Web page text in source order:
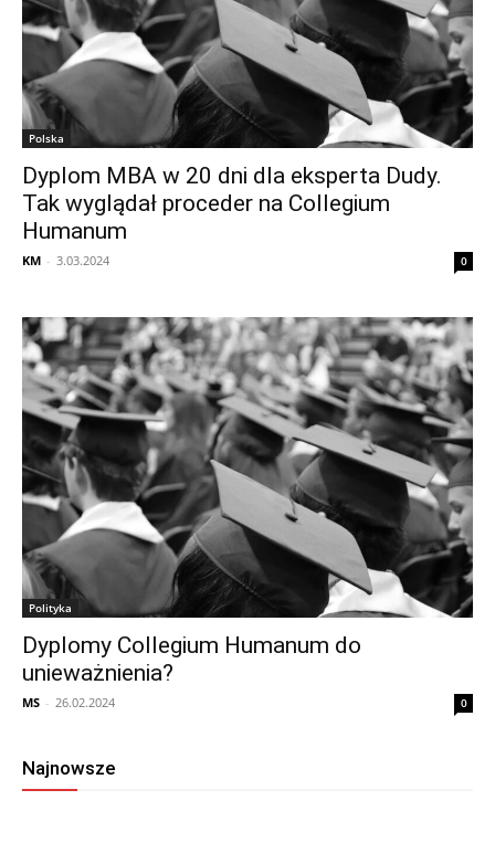
Polska
Dyplom MBA w 20 dni dla eksperta Dudy.
Tak wyglądał proceder na Collegium
Humanum
KM - 3.03.2024 0
Polityka
Dyplomy Collegium Humanum do
unieważnienia?
MS - 26.02.2024 0
Najnowsze